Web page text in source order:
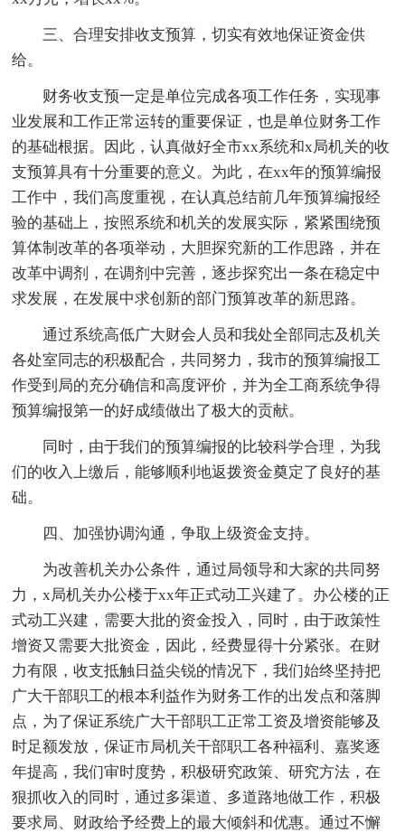
三、合理安排收支预算，切实有效地保证资金供
给。
财务收支预一定是单位完成各项工作任务，实现事
业发展和工作正常运转的重要保证，也是单位财务工作
的基础根据。因此，认真做好全市xx系统和x局机关的收
支预算具有十分重要的意义。为此，在xx年的预算编报
工作中，我们高度重视，在认真总结前几年预算编报经
验的基础上，按照系统和机关的发展实际，紧紧围绕预
算体制改革的各项举动，大胆探究新的工作思路，并在
改革中调剂，在调剂中完善，逐步探究出一条在稳定中
求发展，在发展中求创新的部门预算改革的新思路。
通过系统高低广大财会人员和我处全部同志及机关
各处室同志的积极配合，共同努力，我市的预算编报工
作受到局的充分确信和高度评价，并为全工商系统争得
预算编报第一的好成绩做出了极大的贡献。
同时，由于我们的预算编报的比较科学合理，为我
们的收入上缴后，能够顺利地返拨资金奠定了良好的基
础。
四、加强协调沟通，争取上级资金支持。
为改善机关办公条件，通过局领导和大家的共同努
力，x局机关办公楼于xx年正式动工兴建了。办公楼的正
式动工兴建，需要大批的资金投入，同时，由于政策性
增资又需要大批资金，因此，经费显得十分紧张。在财
力有限，收支抵触日益尖锐的情况下，我们始终坚持把
广大干部职工的根本利益作为财务工作的出发点和落脚
点，为了保证系统广大干部职工正常工资及增资能够及
时足额发放，保证市局机关干部职工各种福利、嘉奖逐
年提高，我们审时度势，积极研究政策、研究方法，在
狠抓收入的同时，通过多渠道、多道路地做工作，积极
要求局、财政给予经费上的最大倾斜和优惠。通过不懈